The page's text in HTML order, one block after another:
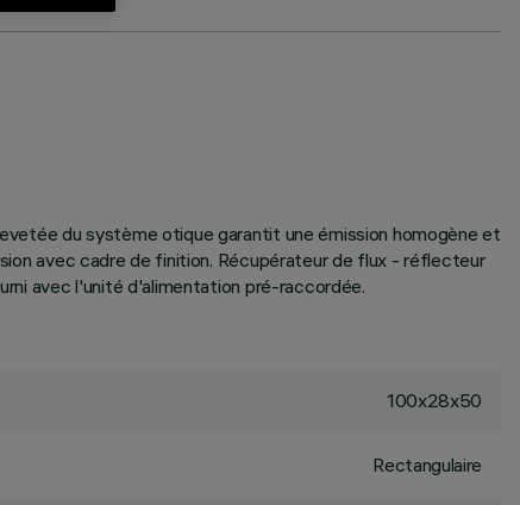
du système otique garantit une émission homogène et
avec cadre de finition. Récupérateur de flux - réflecteur
avec l'unité d'alimentation pré-raccordée.
100x28x50
Rectangulaire